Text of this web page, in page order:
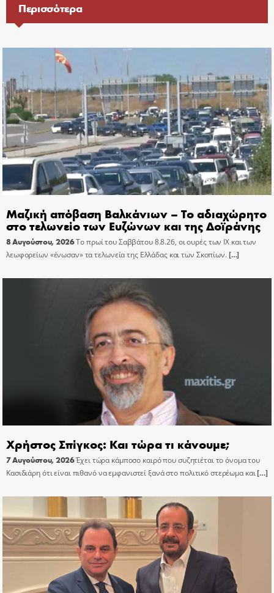
Περισσότερα
Μαζική απόβαση Βαλκάνιων – Το αδιαχώρητο
στο τελωνείο των Ευζώνων και της Δοϊράνης
8 Αυγούστου, 2026Το πρωί του Σαββάτου 8.8.26, οι ουρές των ΙΧ και των
λεωφορείων «ένωσαν» τα τελωνεία της Ελλάδας και των Σκοπίων.[…]
Χρήστος Σπίγκος: Και τώρα τι κάνουμε;
7 Αυγούστου, 2026Έχει τώρα κάμποσο καιρό που συζητιέται το όνομα του
Κασιδιάρη ότι είναι πιθανό να εμφανιστεί ξανά στο πολιτικό στερέωμα και[…]